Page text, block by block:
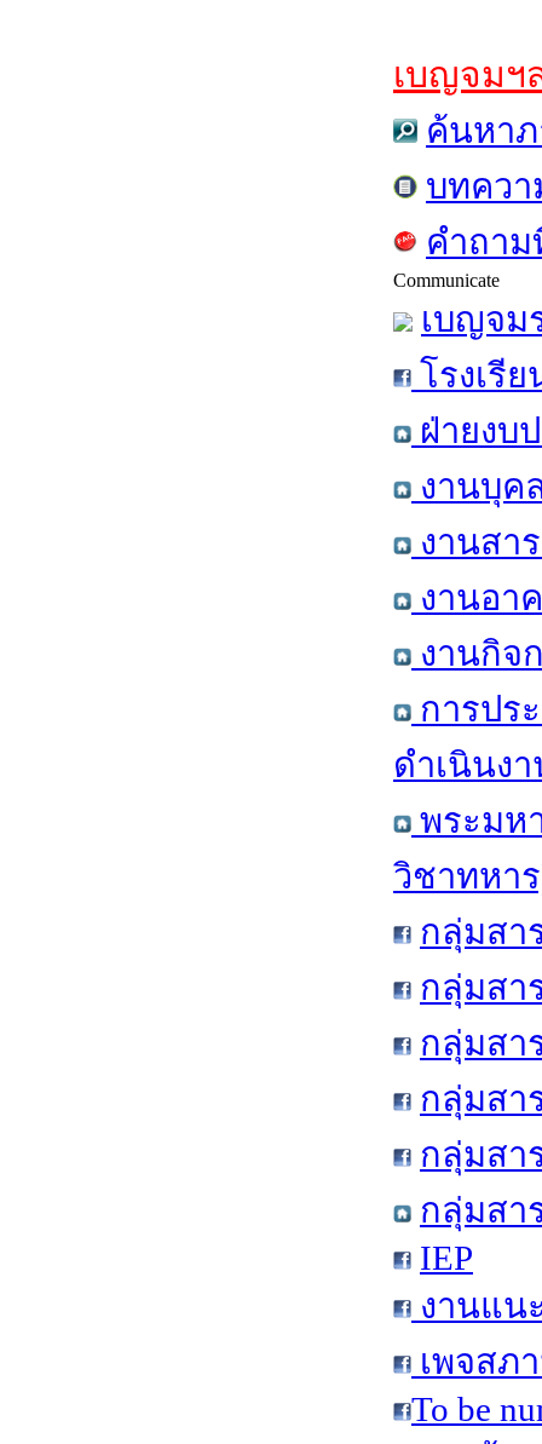
เบญจมฯ
ค้นหาภ
บทควา
คำถา
Communicate
เบญจม
โรงเรี
ฝ่ายงบ
งานบุค
งานสา
งานอา
งานกิจ
การปร
ดำเนินง
พระมห
วิชาทหา
กลุ่มสา
กลุ่มสา
กลุ่มสา
กลุ่มสา
กลุ่มสา
กลุ่มสา
IEP
งานแน
เพจสภ
To be